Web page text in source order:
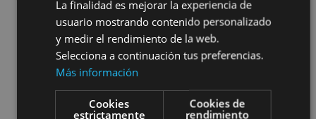
La finalidad es mejorar la experiencia de
usuario mostrando contenido personalizado
y medir el rendimiento de la web.
Selecciona a continuación tus preferencias.
Más información
Cookies
estrictamente
Cookies de
rendimiento